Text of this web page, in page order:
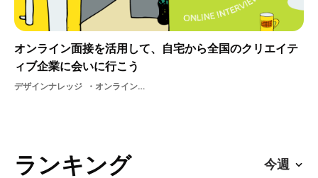
オンライン面接を活用して、自宅から全国のクリエイテ
ィブ企業に会いに行こう
デザインナレッジ オンライン面接新卒スカイプ内定内定承諾内定者学ぶ美大就活
ランキング